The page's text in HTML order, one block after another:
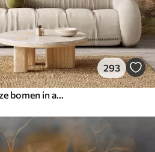
293